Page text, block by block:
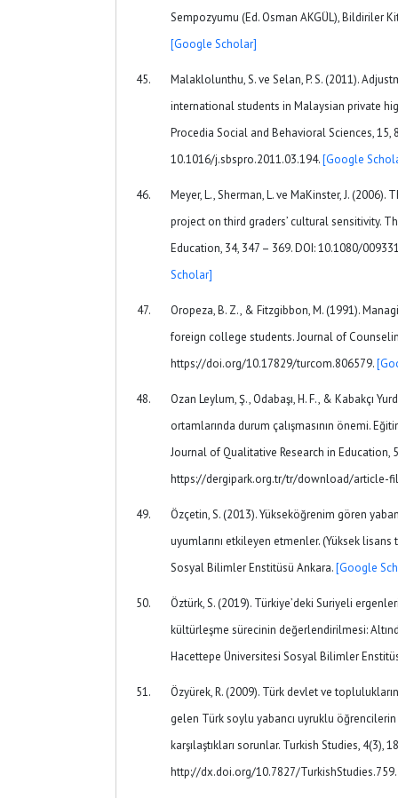
Sempozyumu (Ed. Osman AKGÜL), Bildiriler
[Google Scholar]
Malaklolunthu, S. ve Selan, P. S. (2011).
international students in Malaysian private
Procedia Social and Behavioral Sciences, 15,
10.1016/j.sbspro.2011.03.194.[Google
Meyer, L., Sherman, L. ve MaKinster, J.
project on third graders’ cultural sensitivity.
Education, 34, 347 – 369. DOI: 10.1080/
Scholar]
Oropeza, B. Z., & Fitzgibbon, M. (1991).
foreign college students. Journal of
https://doi.org/10.17829/turcom.806579.
Ozan Leylum, Ş., Odabaşı, H. F., & Kabakçı
ortamlarında durum çalışmasının önemi.
Journal of Qualitative Research in Education,
https://dergipark.org.tr/tr/download/article-
Özçetin, S. (2013). Yükseköğrenim gören
uyumlarını etkileyen etmenler. (Yüksek
Sosyal Bilimler Enstitüsü Ankara.[Google
Öztürk, S. (2019). Türkiye’deki Suriyeli
kültürleşme sürecinin değerlendirilmesi:
Hacettepe Üniversitesi Sosyal Bilimler
Özyürek, R. (2009). Türk devlet ve
gelen Türk soylu yabancı uyruklu
karşılaştıkları sorunlar. Turkish Studies, 4(3),
http://dx.doi.org/10.7827/TurkishStudies.759.